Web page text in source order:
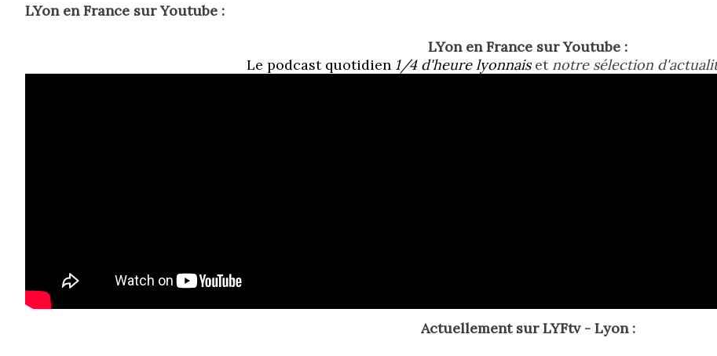
LYon en France sur Youtube :
LYon en France sur Youtube :
Le podcast quotidien 1/4 d'heure lyonnais et notre sélection
Actuellement sur LYFtv - Lyon :